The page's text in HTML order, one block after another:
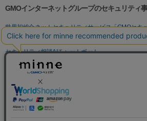
GMOインターネットグループのセキュリティ
世界初総合ネットセキュリティサービス「GMOセキ
パスワード漏洩診断
Webサイトリスク診断
セキュリティ相談AIチャットボット
実在証明・盗聴対策
サイバー攻撃対策（GMO Flatt Security）
セキュリティ事業の軌跡